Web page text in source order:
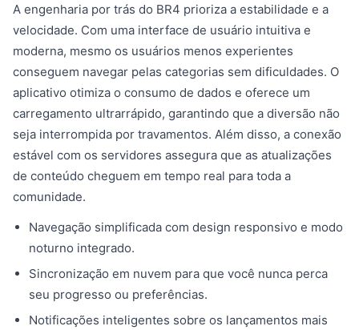
A engenharia por trás do BR4 prioriza a estabilidade e a
velocidade. Com uma interface de usuário intuitiva e
moderna, mesmo os usuários menos experientes
conseguem navegar pelas categorias sem dificuldades. O
aplicativo otimiza o consumo de dados e oferece um
carregamento ultrarrápido, garantindo que a diversão não
seja interrompida por travamentos. Além disso, a conexão
estável com os servidores assegura que as atualizações
de conteúdo cheguem em tempo real para toda a
comunidade.
Navegação simplificada com design responsivo e modo
noturno integrado.
Sincronização em nuvem para que você nunca perca
seu progresso ou preferências.
Notificações inteligentes sobre os lançamentos mais